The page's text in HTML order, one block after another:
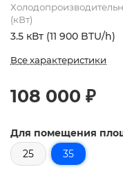
(кВт)
3.5 кВт (11 900 BTU/h)
Все характеристики
108 000 ₽
Для помещения
25
35